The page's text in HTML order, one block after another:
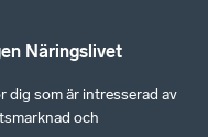
Näringslivet
dig som är intresserad av
och